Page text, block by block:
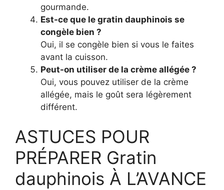
gourmande.
Est-ce que le gratin dauphinois se
congèle bien ?
Oui, il se congèle bien si vous le faites
avant la cuisson.
Peut-on utiliser de la crème allégée ?
Oui, vous pouvez utiliser de la crème
allégée, mais le goût sera légèrement
différent.
ASTUCES POUR
PRÉPARER Gratin
dauphinois À L’AVANCE